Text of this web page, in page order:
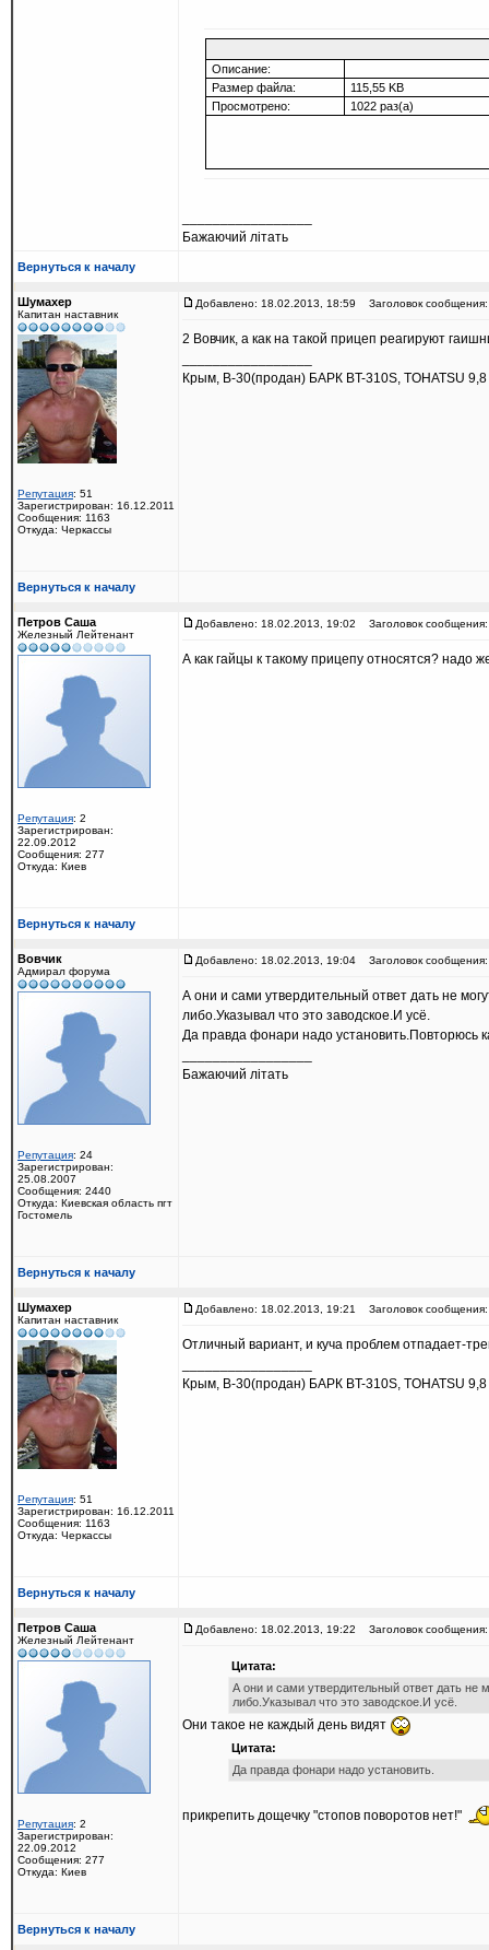
Описание:
Размер файла:
115,55 KB
Просмотрено:
1022 раз(а)
Бажаючий літать
Вернуться к началу
Шумахер
Капитан наставник
Репутация: 51
Зарегистрирован: 16.12.2011
Сообщения: 1163
Откуда: Черкассы
Добавлено: 18.02.2013, 18:59 Заголовок сообщения:
2 Вовчик, а как на такой прицеп реагируют
Крым, В-30(продан) БАРК BT-310S, TOHATSU 9,8
Вернуться к началу
Петров Саша
Железный Лейтенант
Репутация: 2
Зарегистрирован:
22.09.2012
Сообщения: 277
Откуда: Киев
Добавлено: 18.02.2013, 19:02 Заголовок сообщения:
А как гайцы к такому прицепу относятся? надо
Вернуться к началу
Вовчик
Адмирал форума
Репутация: 24
Зарегистрирован:
25.08.2007
Сообщения: 2440
Откуда: Киевская область пгт
Гостомель
Добавлено: 18.02.2013, 19:04 Заголовок сообщения:
А они и сами утвердительный ответ дать не
либо.Указывал что это заводское.И усё.
Да правда фонари надо установить.Повторюсь
Бажаючий літать
Вернуться к началу
Шумахер
Капитан наставник
Репутация: 51
Зарегистрирован: 16.12.2011
Сообщения: 1163
Откуда: Черкассы
Добавлено: 18.02.2013, 19:21 Заголовок сообщения:
Отличный вариант, и куча проблем отпадает-
Крым, В-30(продан) БАРК BT-310S, TOHATSU 9,8
Вернуться к началу
Петров Саша
Железный Лейтенант
Репутация: 2
Зарегистрирован:
22.09.2012
Сообщения: 277
Откуда: Киев
Добавлено: 18.02.2013, 19:22 Заголовок сообщения:
Цитата:
А они и сами утвердительный ответ дать не
либо.Указывал что это заводское.И усё.
Они такое не каждый день видят
Цитата:
Да правда фонари надо установить.
прикрепить дощечку "стопов поворотов нет!"
Вернуться к началу